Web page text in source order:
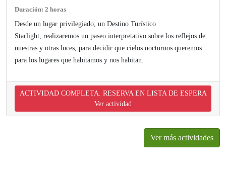
Duración: 2 horas
Desde un lugar privilegiado, un Destino Turístico
Starlight, realizaremos un paseo interpretativo sobre los reflejos de
nuestras y otras luces, para decidir que cielos nocturnos queremos
para los lugares que habitamos y nos habitan.
ACTIVIDAD COMPLETA. RESERVA EN LISTA DE ESPERA
Ver actividad
Ver más actividades